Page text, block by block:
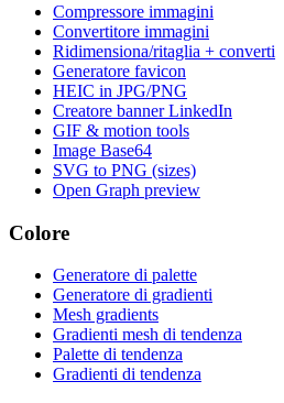
Compressore immagini
Convertitore immagini
Ridimensiona/ritaglia + converti
Generatore favicon
HEIC in JPG/PNG
Creatore banner LinkedIn
GIF & motion tools
Image Base64
SVG to PNG (sizes)
Open Graph preview
Colore
Generatore di palette
Generatore di gradienti
Mesh gradients
Gradienti mesh di tendenza
Palette di tendenza
Gradienti di tendenza